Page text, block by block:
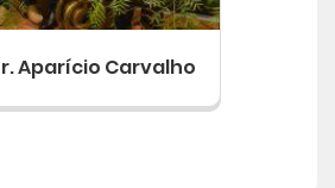
Aparício Carvalho